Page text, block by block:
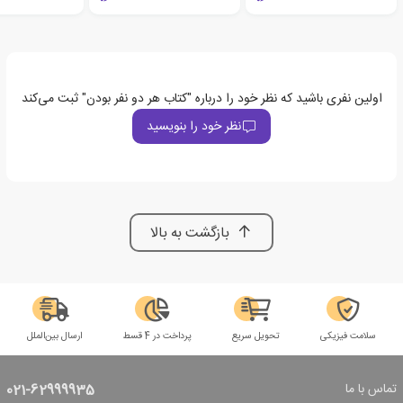
اولین نفری باشید که نظر خود را درباره "کتاب هر دو نفر بودن" ثبت می‌کند
نظر خود را بنویسید
بازگشت به بالا
سلامت فیزیکی تحویل سریع پرداخت در 4 قسط ارسال بین‌الملل
تماس با ما 021-62999935